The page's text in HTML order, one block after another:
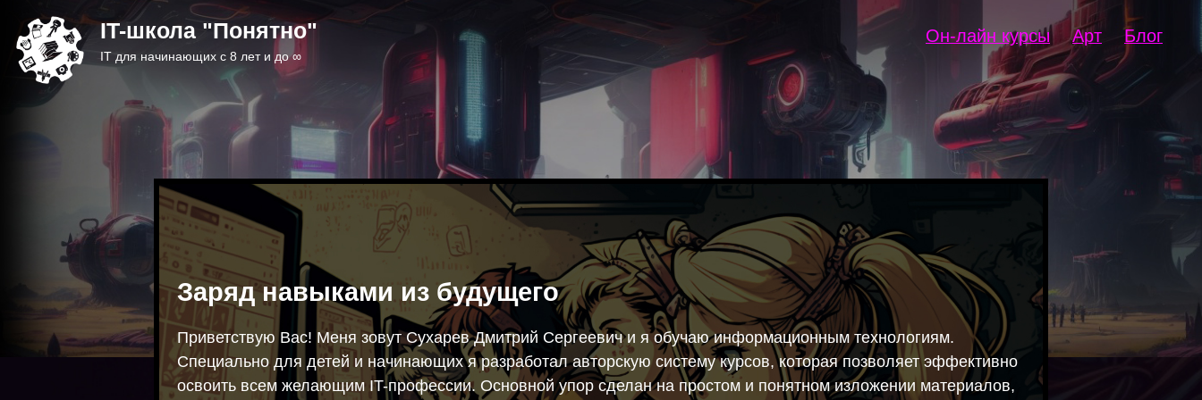
IT-школа "Понятно"
IT для начинающих c 8 лет и до ∞
Он-лайн курсы Арт Блог
Заряд навыками из будущего
Приветствую Вас! Меня зовут Сухарев Дмитрий Сергеевич и я обучаю информационным технологиям.
Специально для детей и начинающих я разработал авторскую систему курсов, которая позволяет эффективно
освоить всем желающим IT-профессии. Основной упор сделан на простом и понятном изложении материалов,